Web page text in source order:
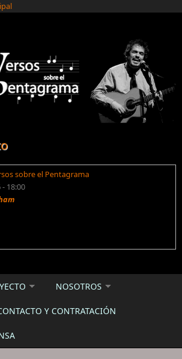
sobre el Pentagrama
18:00
NOSOTROS
Y CONTRATACIÓN